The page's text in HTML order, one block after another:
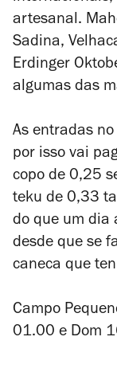
artesanal.
Sadina,
Erdinger
algumas das
As entradas
por isso vai
copo de 0,25
teku de 0,33
do que um dia
desde que se
caneca que
Campo
01.00 e Dom